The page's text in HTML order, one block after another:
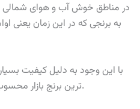
در مناطق خوش آب و هوای شمالی
به برنجی که در این زمان
با این وجود به دلیل کیفیت
ترین برنج بازار محسوب می گردد. باید در نظر داشته باشید که کیفیت این برنج نیز متناسب با قیمت آن است.